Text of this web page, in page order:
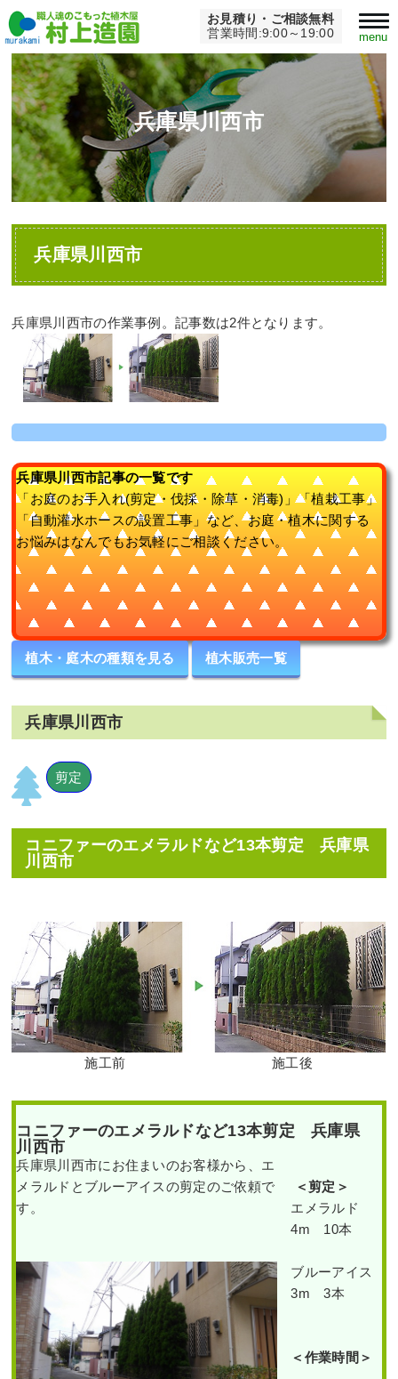
お見積り・ご相談無料
営業時間:9:00～19:00
menu
Home > 兵庫県川西市
兵庫県川西市
兵庫県川西市
兵庫県川西市の作業事例。記事数は2件となります。
兵庫県川西市記事の一覧です
「お庭のお手入れ(剪定・伐採・除草・消毒)」「植栽工事」
「自動灌水ホースの設置工事」など、お庭・植木に関する
お悩みはなんでもお気軽にご相談ください。
植木・庭木の種類を見る 植木販売一覧
兵庫県川西市
剪定
コニファーのエメラルドなど13本剪定 兵庫県
川西市
施工前 施工後
コニファーのエメラルドなど13本剪定 兵庫県
川西市
兵庫県川西市にお住まいのお客様から、エ
メラルドとブルーアイスの剪定のご依頼で
す。
＜剪定＞
エメラルド
4m 10本
ブルーアイス
3m 3本
＜作業時間＞